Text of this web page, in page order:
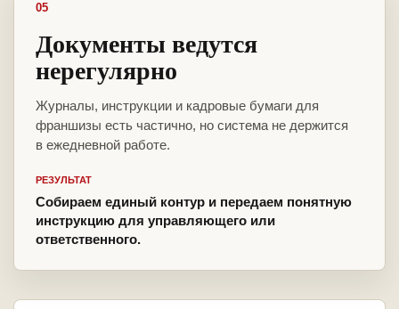
05
Документы ведутся
нерегулярно
Журналы, инструкции и кадровые бумаги для
франшизы есть частично, но система не держится
в ежедневной работе.
РЕЗУЛЬТАТ
Собираем единый контур и передаем понятную
инструкцию для управляющего или
ответственного.